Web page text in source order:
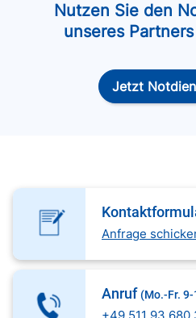
Nutzen Sie den
unseres
Jetzt
Anfrage
Anruf (Mo.-Fr. 9-